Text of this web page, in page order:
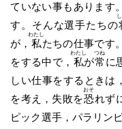
ていない事もあります
す。そんな選手たちの
が， 私
わたし
たちの仕事です。
をする中で， 私
わたし
が常
つね
に
しい仕事をするときは
を考え，失敗を恐
おそ
れず
ピック選手，パラリン